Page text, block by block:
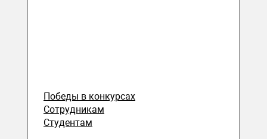
Победы в конкурсах
Сотрудникам
Студентам